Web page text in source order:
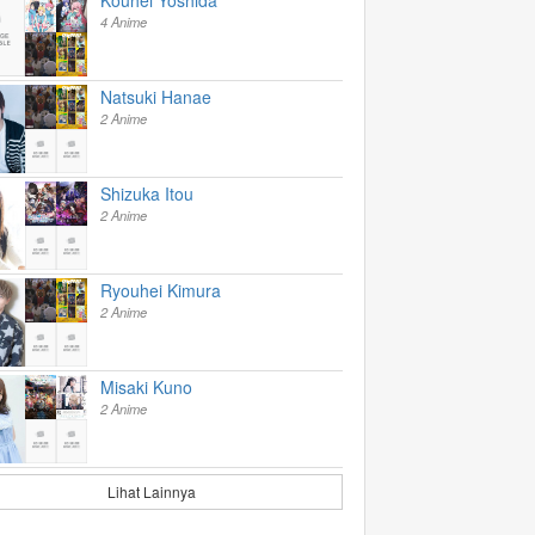
4 Anime
Natsuki Hanae
2 Anime
Shizuka Itou
2 Anime
Ryouhei Kimura
2 Anime
Misaki Kuno
2 Anime
Lihat Lainnya